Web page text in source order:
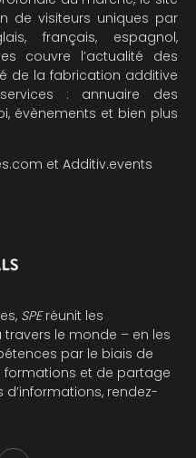
de visiteurs uniques par
français, espagnol,
couvre l’actualité des
de la fabrication additive
: annuaire des
évènements et bien plus
et Additiv.events
SPEréunit les
le monde – en les
par le biais de
formations et de partage
rendez-